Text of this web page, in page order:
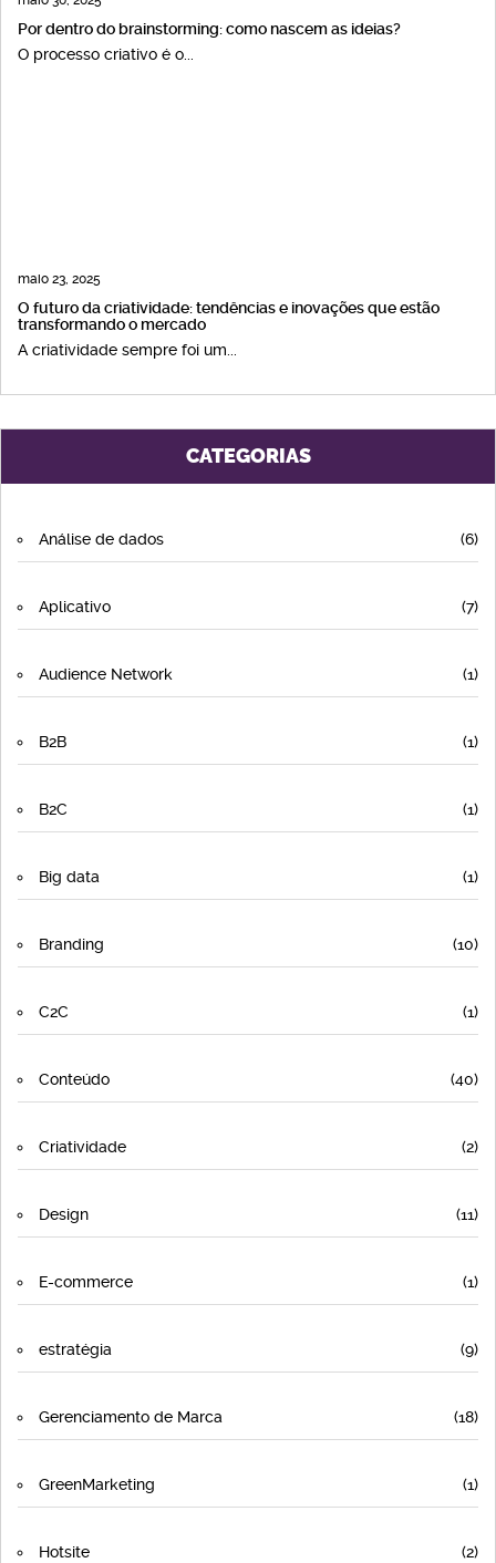
Por dentro do brainstorming: como nascem as ideias?
O processo criativo é o...
maio 23, 2025
O futuro da criatividade: tendências e inovações que estão
transformando o mercado
A criatividade sempre foi um...
CATEGORIAS
Análise de dados (6)
Aplicativo (7)
Audience Network (1)
B2B (1)
B2C (1)
Big data (1)
Branding (10)
C2C (1)
Conteúdo (40)
Criatividade (2)
Design (11)
E-commerce (1)
estratégia (9)
Gerenciamento de Marca (18)
GreenMarketing (1)
Hotsite (2)